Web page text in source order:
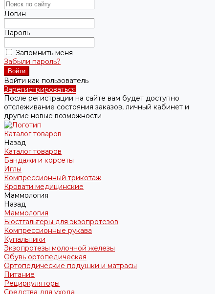
Логин
Пароль
Запомнить меня
Забыли пароль?
Войти как пользователь
Зарегистрироваться
После регистрации на сайте вам будет доступно
отслеживание состояния заказов, личный кабинет и
другие новые возможности
Каталог товаров
Назад
Каталог товаров
Бандажи и корсеты
Иглы
Компрессионный трикотаж
Кровати медицинские
Маммология
Назад
Маммология
Бюстгальтеры для экзопротезов
Компрессионные рукава
Купальники
Экзопротезы молочной железы
Обувь ортопедическая
Ортопедические подушки и матрасы
Питание
Рециркуляторы
Средства для ухода